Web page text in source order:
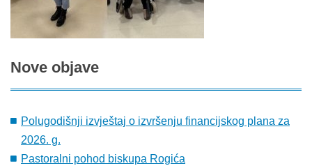
Nove objave
Polugodišnji izvještaj o izvršenju financijskog plana za
2026. g.
Pastoralni pohod biskupa Rogića